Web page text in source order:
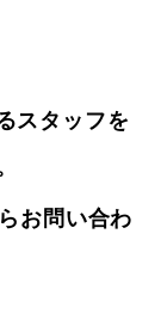
スタッフを
お問い合わ